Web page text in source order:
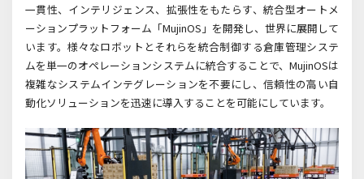
一貫性、インテリジェンス、拡張性をもたらす、統合型オートメ
ーションプラットフォーム「MujinOS 」を開発し、世界に展開して
います。様々なロボットとそれらを統合制御する倉庫管理システ
ムを単一のオペレーションシステムに統合することで、MujinOSは
複雑なシステムインテグレーションを不要にし、信頼性の高い自
動化ソリューションを迅速に導入することを可能にしています。